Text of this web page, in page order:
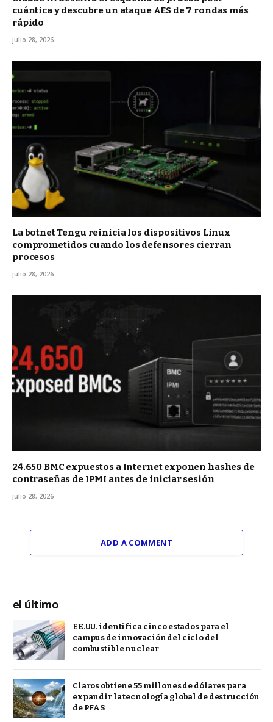
cuántica y descubre un ataque AES de 7 rondas más
rápido
julio 28, 2026
La botnet Tengu reinicia los dispositivos Linux
comprometidos cuando los defensores cierran
procesos
julio 28, 2026
24.650 BMC expuestos a Internet exponen hashes de
contraseñas de IPMI antes de iniciar sesión
julio 28, 2026
ADD A COMMENT
el último
EE.UU. identifica cinco estados para el
campus de innovación del ciclo del
combustible nuclear
Claros obtiene 55 millones de dólares para
expandir la tecnología global de destrucción
de PFAS